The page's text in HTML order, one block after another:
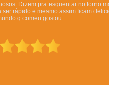
pra esquentar no forno mas eu
e mesmo assim ficam deliciosos.
q comeu gostou.